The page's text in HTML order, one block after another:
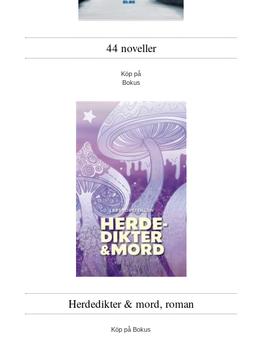
44 noveller
Köp på
Bokus
Herdedikter & mord, roman
Köp på Bokus